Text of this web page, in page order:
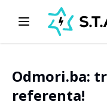
Odmori.ba:
referenta!